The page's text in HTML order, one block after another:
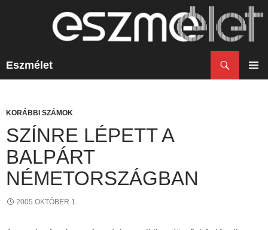
Eszmélet
KORÁBBI SZÁMOK
SZÍNRE LÉPETT A
BALPÁRT
NÉMETORSZÁGBAN
2005 OKTÓBER 1.